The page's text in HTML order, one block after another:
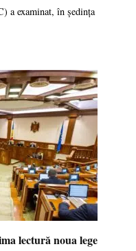
a examinat, în ședința
lectură noua lege